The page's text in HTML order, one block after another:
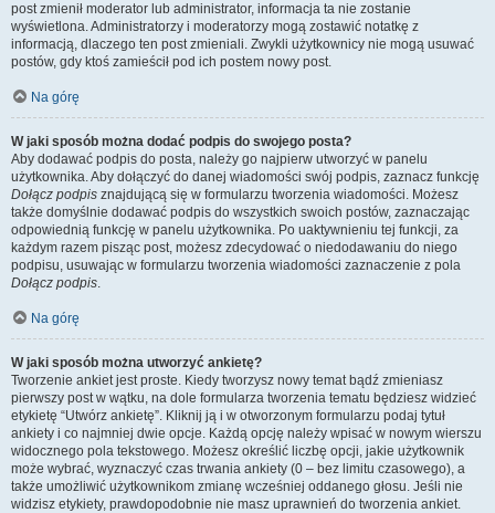
post zmienił moderator lub administrator, informacja ta nie zostanie
wyświetlona. Administratorzy i moderatorzy mogą zostawić notatkę z
informacją, dlaczego ten post zmieniali. Zwykli użytkownicy nie mogą usuwać
postów, gdy ktoś zamieścił pod ich postem nowy post.
Na górę
W jaki sposób można dodać podpis do swojego posta?
Aby dodawać podpis do posta, należy go najpierw utworzyć w panelu
użytkownika. Aby dołączyć do danej wiadomości swój podpis, zaznacz funkcję
Dołącz podpis znajdującą się w formularzu tworzenia wiadomości. Możesz
także domyślnie dodawać podpis do wszystkich swoich postów, zaznaczając
odpowiednią funkcję w panelu użytkownika. Po uaktywnieniu tej funkcji, za
każdym razem pisząc post, możesz zdecydować o niedodawaniu do niego
podpisu, usuwając w formularzu tworzenia wiadomości zaznaczenie z pola
Dołącz podpis.
Na górę
W jaki sposób można utworzyć ankietę?
Tworzenie ankiet jest proste. Kiedy tworzysz nowy temat bądź zmieniasz
pierwszy post w wątku, na dole formularza tworzenia tematu będziesz widzieć
etykietę “Utwórz ankietę”. Kliknij ją i w otworzonym formularzu podaj tytuł
ankiety i co najmniej dwie opcje. Każdą opcję należy wpisać w nowym wierszu
widocznego pola tekstowego. Możesz określić liczbę opcji, jakie użytkownik
może wybrać, wyznaczyć czas trwania ankiety (0 – bez limitu czasowego), a
także umożliwić użytkownikom zmianę wcześniej oddanego głosu. Jeśli nie
widzisz etykiety, prawdopodobnie nie masz uprawnień do tworzenia ankiet.